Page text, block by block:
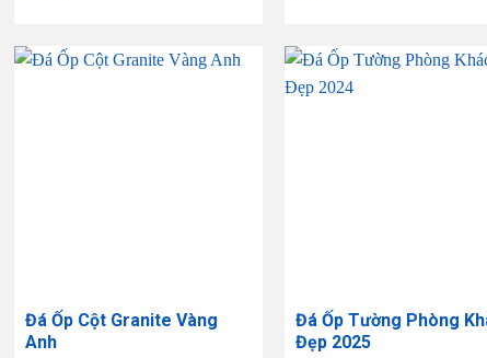
Đá Ốp Cột Granite Vàng
Anh
​Đá Ốp Tường Phòng
Đẹp 2025